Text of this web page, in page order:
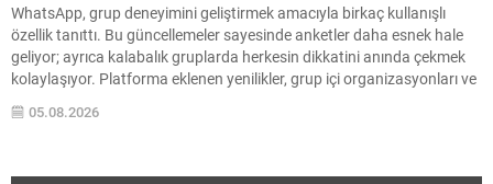
WhatsApp, grup deneyimini geliştirmek amacıyla birkaç kullanışlı
özellik tanıttı. Bu güncellemeler sayesinde anketler daha esnek hale
geliyor; ayrıca kalabalık gruplarda herkesin dikkatini anında çekmek
kolaylaşıyor. Platforma eklenen yenilikler, grup içi organizasyonları ve
duyuruları yönetmeyi daha pratik bir hâle getiriyor. Aşağıda öne çıkan
değişiklikler ve kullanım notları özetlenmiştir. Anketlerde esneklik ve...
05.08.2026